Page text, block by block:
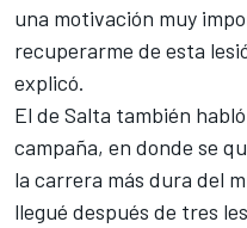
una motivación muy
recuperarme de esta
explicó.
El de Salta también
campaña, en donde se
la carrera más dura del
llegué después de tres